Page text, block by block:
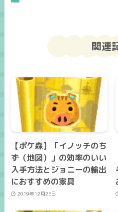
関連
【ポケ森】「イノッチのち
ず（地図）」の効率のいい
入手方法とジョニーの輸出
におすすめの家具
2019年12月25日